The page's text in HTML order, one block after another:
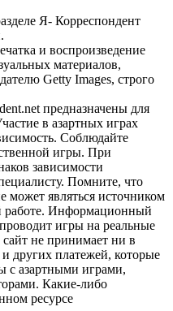
Я- Корреспондент
и воспроизведение
материалов,
Getty Images, строго
предназначены для
в азартных играх
Соблюдайте
игры. При
зависимости
Помните, что
может являться источником
работе. Информационный
игры на реальные
не принимает ни в
других платежей, которые
с азартными играми,
Какие-либо
ресурсе